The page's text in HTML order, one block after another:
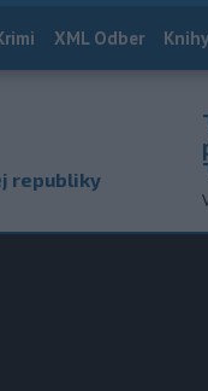
XML Odber Knihy
republiky